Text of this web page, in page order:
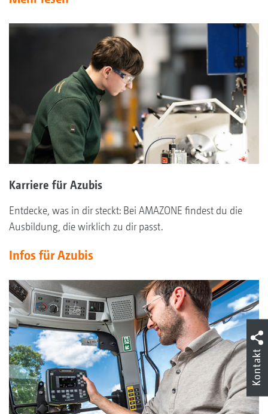
Karriere für Azubis
Entdecke, was in dir steckt: Bei AMAZONE findest du die
Ausbildung, die wirklich zu dir passt.
Infos für Azubis
Kontakt